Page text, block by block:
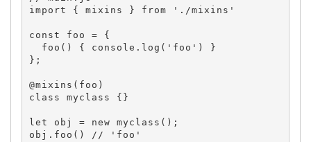
import { mixins } from './mixins'
const foo =
{
foo ( ) { console . log ( 'foo' )
}
} ;
@mixins ( foo )
class myclass { }
let obj = new myclass ( ) ;
obj . foo ( )